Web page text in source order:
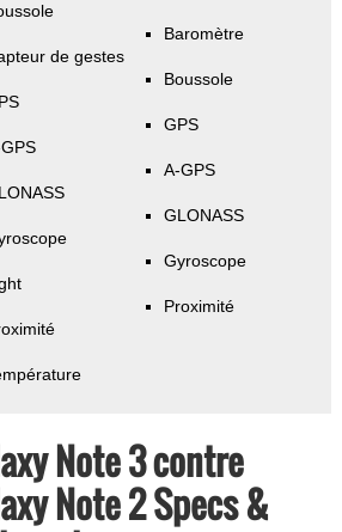
de gestes
Baromètre
Boussole
GPS
A-GPS
GLONASS
Gyroscope
Proximité
Note 3 contre
Note 2 Specs &